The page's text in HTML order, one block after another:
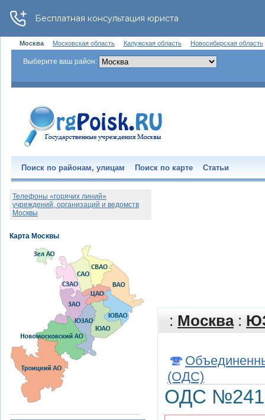
Москва Московская область Калужская область Новосибирская область
Выберите ваш район:
Поиск по районам, улицам Поиск по карте Статьи
: Москва:
(ОДС)
ОДС №241
Телефоны «горячих линий»
учреждений, организаций и ведомств
Москвы